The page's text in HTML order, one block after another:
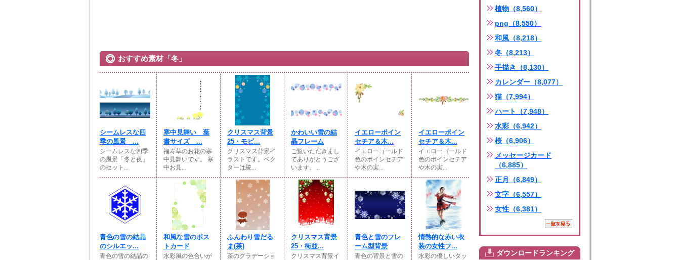
おすすめ素材「冬」
シームレスな四
季の風景 ...
シームレスな四季
の風景「冬と夜」
のセット...
寒中見舞い 葉
書サイズ ...
福寿草のお花の寒
中見舞いです。 寒
中お見...
クリスマス背景
25・モビ...
クリスマス背景イ
ラストです。ベク
ターは統...
かわいい雪の結
晶フレーム
ご覧いただきまし
てありがとうござ
います。...
イエローポイン
セチア＆木...
イエローゴールド
色のポインセチア
や木の実...
イエローポイン
セチア＆木...
イエローゴールド
色のポインセチア
や木の実...
青色の雪の結晶
のシルエッ...
青色の雪の結晶の
和風な雪のポス
トカード
水彩風の色合いが
ふんわり雪だる
ま(⁠茶)
茶のグラデーショ
クリスマス背景
25・街並...
クリスマス背景イ
青色と雪のフレ
ーム型背景
青色の背景と雪の
情熱的な赤い衣
装の女性フ...
水彩の優しいタッ
植物（8,560）
png（8,550）
和風（8,218）
冬（8,213）
手描き（8,130）
カレンダー（8,077）
猫（7,994）
ハート（7,948）
水彩（6,942）
桜（6,906）
メッセージカード
（6,885）
正月（6,849）
文字（6,557）
女性（6,381）
ダウンロードランキング